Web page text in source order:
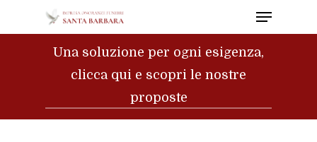
to
Menu
Una soluzione per ogni esigenza,
clicca qui e scopri le nostre
proposte